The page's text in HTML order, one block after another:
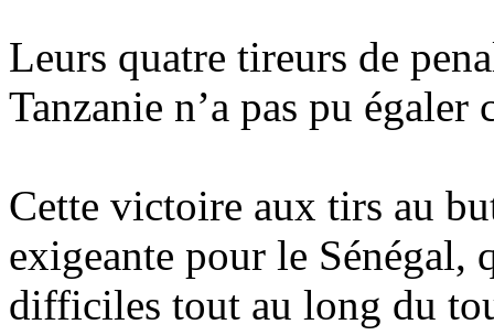
Leurs quatre tireurs de
Tanzanie n’a pas pu égaler
Cette victoire aux tirs au
exigeante pour le Sénégal,
difficiles tout au long du